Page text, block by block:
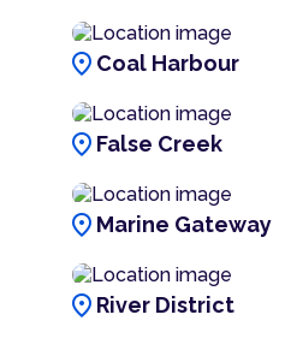
location_on Coal Harbour
location_on False Creek
location_on Marine Gateway
location_on River District